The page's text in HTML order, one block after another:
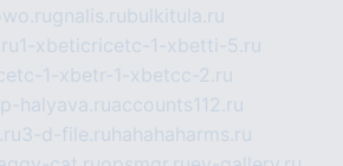
gnalis.rubulkitula.ru
1-xbeticricetc-1-xbetti-5.ru
1-xbetr-1-xbetcc-2.ru
halyava.ruaccounts112.ru
3-d-file.ru hahahaharms.ru